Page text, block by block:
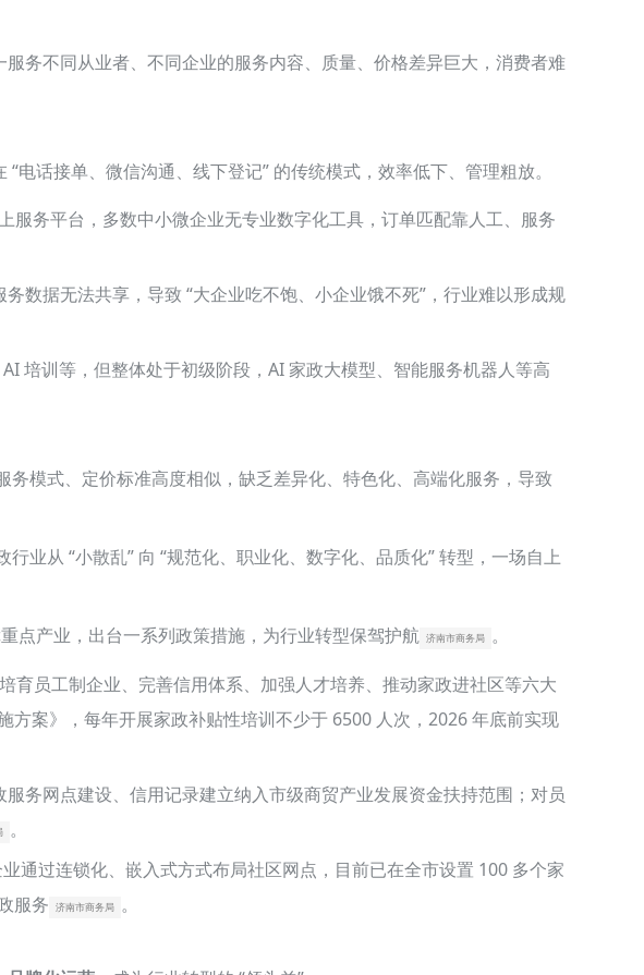
务不同从业者、不同企业的服务内容、质量、价格差异巨大，消费者难
话接单、微信沟通、线下登记” 的传统模式，效率低下、管理粗放。
务平台，多数中小微企业无专业数字化工具，订单匹配靠人工、服务
数据无法共享，导致 “大企业吃不饱、小企业饿不死”，行业难以形成规
培训等，但整体处于初级阶段，AI 家政大模型、智能服务机器人等高
模式、定价标准高度相似，缺乏差异化、特色化、高端化服务，导致
业从 “小散乱” 向 “规范化、职业化、数字化、品质化” 转型，一场自上
点产业，出台一系列政策措施，为行业转型保驾护航 济南市商务局 。
员工制企业、完善信用体系、加强人才培养、推动家政进社区等六大
案》，每年开展家政补贴性培训不少于 6500 人次，2026 年底前实现
务网点建设、信用记录建立纳入市级商贸产业发展资金扶持范围；对员
。
通过连锁化、嵌入式方式布局社区网点，目前已在全市设置 100 多个家
服务 济南市商务局 。